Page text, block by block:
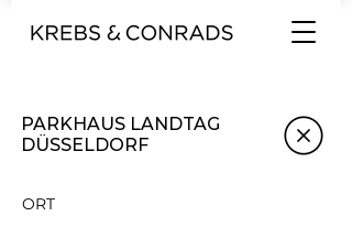
PARKHAUS LANDTAG
DÜSSELDORF
ORT